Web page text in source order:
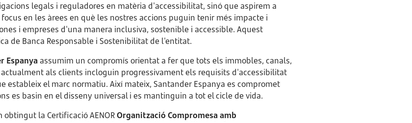
legals i reguladores en matèria d'accessibilitat, sinó que aspirem a
en les àrees en què les nostres accions puguin tenir més impacte i
i empreses d'una manera inclusiva, sostenible i accessible. Aquest
de Banca Responsable i Sostenibilitat de l'entitat.
Espanya assumim un compromís orientat a fer que tots els immobles, canals,
als clients incloguin progressivament els requisits d'accessibilitat
estableix el marc normatiu. Així mateix, Santander Espanya es compromet
es basin en el disseny universal i es mantinguin a tot el cicle de vida.
la Certificació AENOROrganització Compromesa amb